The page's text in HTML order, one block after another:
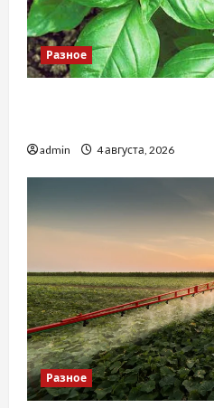
Разное
admin 4 августа, 2026
Разное